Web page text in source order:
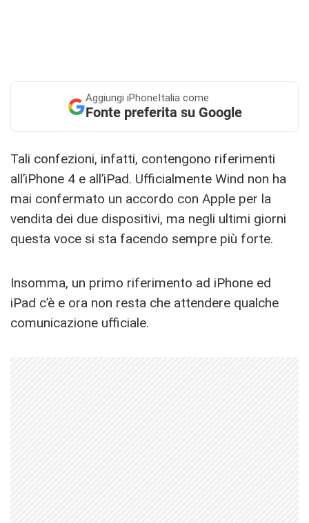
Aggiungi iPhoneItalia come
Fonte preferita su Google
Tali confezioni, infatti, contengono riferimenti
all’iPhone 4 e all’iPad. Ufficialmente Wind non ha
mai confermato un accordo con Apple per la
vendita dei due dispositivi, ma negli ultimi giorni
questa voce si sta facendo sempre più forte.
Insomma, un primo riferimento ad iPhone ed
iPad c’è e ora non resta che attendere qualche
comunicazione ufficiale.